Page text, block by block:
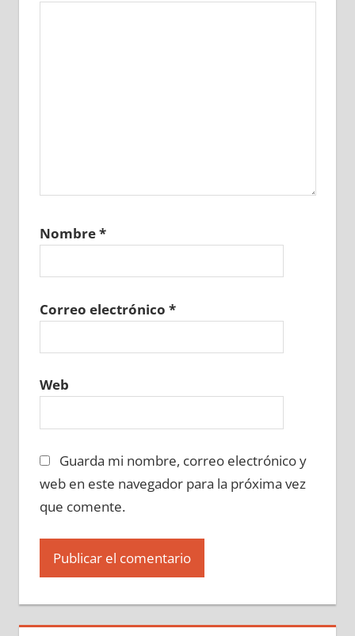
Nombre*
Correo electrónico *
Web
Guarda mi nombre, correo electrónico y
web en este navegador para la próxima vez
que comente.